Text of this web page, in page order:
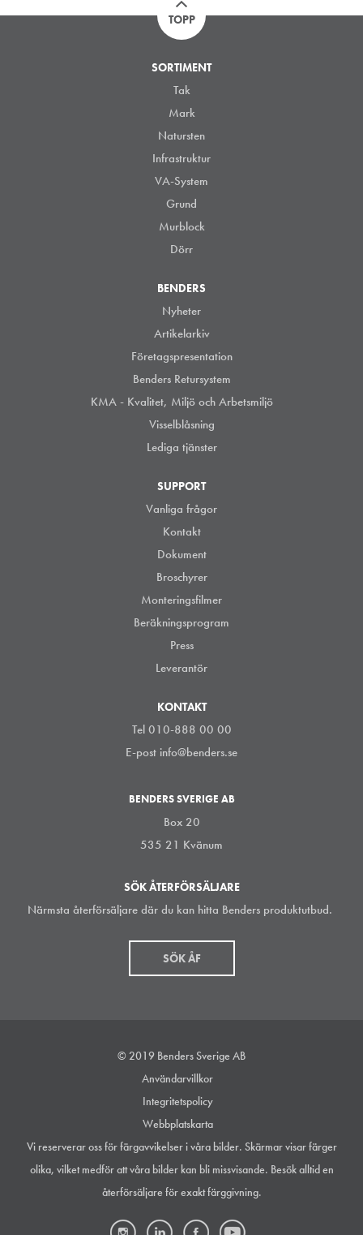
TOPP
SORTIMENT
Tak
Mark
Natursten
Infrastruktur
VA-System
Grund
Murblock
Dörr
BENDERS
Nyheter
Artikelarkiv
Företagspresentation
Benders Retursystem
KMA - Kvalitet, Miljö och Arbetsmiljö
Visselblåsning
Lediga tjänster
SUPPORT
Vanliga frågor
Kontakt
Dokument
Broschyrer
Monteringsfilmer
Beräkningsprogram
Press
Leverantör
KONTAKT
Tel 010-888 00 00
E-post info@benders.se
BENDERS SVERIGE AB
Box 20
535 21 Kvänum
SÖK ÅTERFÖRSÄLJARE
Närmsta återförsäljare där du kan hitta Benders produktutbud.
SÖK ÅF
© 2019 Benders Sverige AB
Användarvillkor
Integritetspolicy
Webbplatskarta
Vi reserverar oss för färgavvikelser i våra bilder. Skärmar visar färger
olika, vilket medför att våra bilder kan bli missvisande. Besök alltid en
återförsäljare för exakt färggivning.